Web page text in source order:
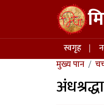
Skip to main content
Main
स्वगृह
मुख्य पान